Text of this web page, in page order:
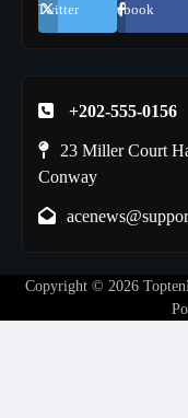
Twitter Facebook
+202-555-0156
23 Miller Court
Conway
Copyright © 2026